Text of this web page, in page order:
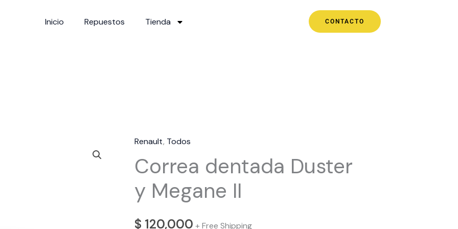
Inicio Repuestos Tienda CONTACTO
Renault, Todos
Correa dentada Duster
y Megane II
$ 120,000 + Free Shipping
Correa
dentada
Duster
y
Megane
II